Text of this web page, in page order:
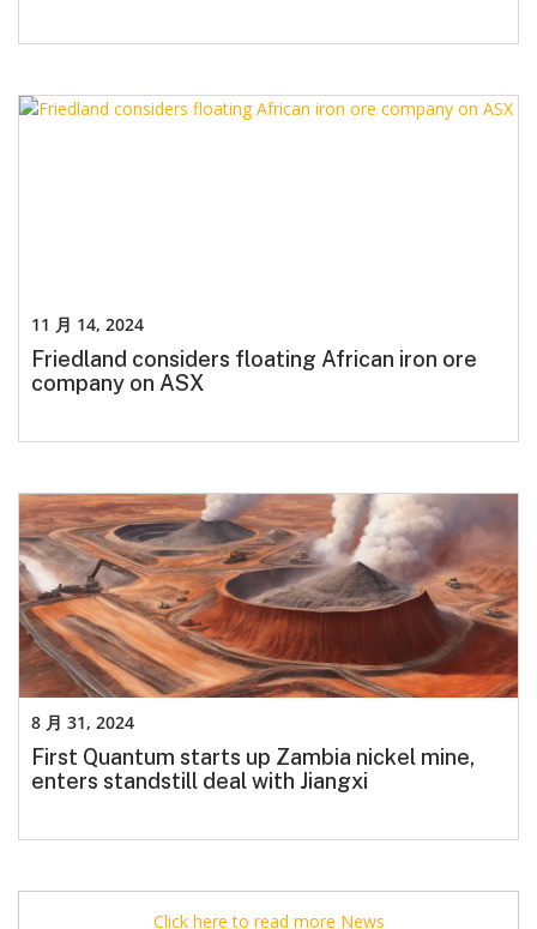
Friedland considers floating African iron ore
company on ASX
11 月 14, 2024
First Quantum starts up Zambia nickel mine,
enters standstill deal with Jiangxi
8 月 31, 2024
Click here to read more News